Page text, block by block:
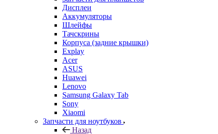
Дисплеи
Аккумуляторы
Шлейфы
Тачскрины
Корпуса (задние крышки)
Explay
Acer
ASUS
Huawei
Lenovo
Samsung Galaxy Tab
Sony
Xiaomi
Запчасти для ноутбуков
Назад